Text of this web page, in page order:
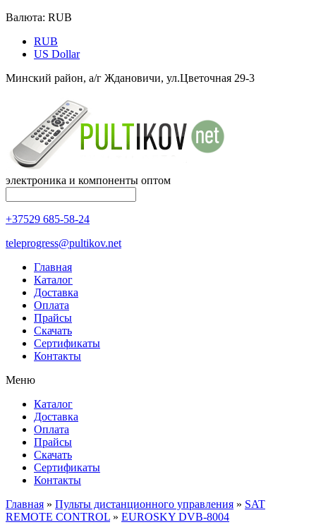
Валюта: RUB
RUB
US Dollar
Минский район, а/г Ждановичи, ул.Цветочная 29-3
электроника и компоненты оптом
+37529 685-58-24
teleprogress@pultikov.net
Главная
Каталог
Доставка
Оплата
Прайсы
Cкачать
Сертификаты
Контакты
Меню
Каталог
Доставка
Оплата
Прайсы
Cкачать
Сертификаты
Контакты
Главная » Пульты дистанционного управления » SAT
REMOTE CONTROL » EUROSKY DVB-8004